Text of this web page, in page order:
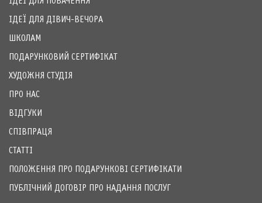
ІДЕЇ ДЛЯ ДІВИЧ-ВЕЧОРА
ШКОЛАМ
ПОДАРУНКОВИЙ СЕРТИФІКАТ
ХУДОЖНЯ СТУДІЯ
ПРО НАС
ВІДГУКИ
СПІВПРАЦЯ
СТАТТІ
ПОЛОЖЕННЯ ПРО ПОДАРУНКОВІ СЕРТИФІКАТИ
ПУБЛІЧНИЙ ДОГОВІР ПРО НАДАННЯ ПОСЛУГ